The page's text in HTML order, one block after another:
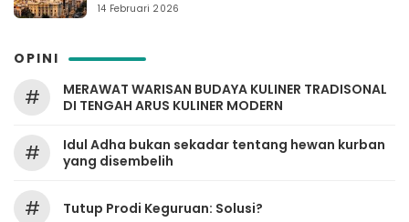
14 Februari 2026
OPINI
#
MERAWAT WARISAN BUDAYA KULINER TRADISONAL
DI TENGAH ARUS KULINER MODERN
#
Idul Adha bukan sekadar tentang hewan kurban
yang disembelih
# Tutup Prodi Keguruan: Solusi?